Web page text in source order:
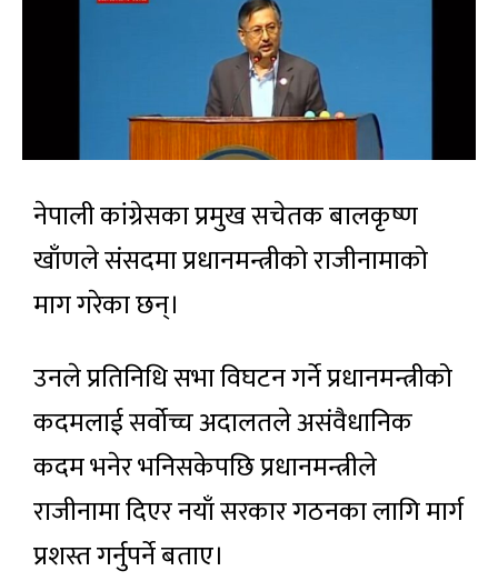
नेपाली कांग्रेसका प्रमुख सचेतक बालकृष्ण
खाँणले संसदमा प्रधानमन्त्रीको राजीनामाको
माग गरेका छन्।
उनले प्रतिनिधि सभा विघटन गर्ने प्रधानमन्त्रीको
कदमलाई सर्वोच्च अदालतले असंवैधानिक
कदम भनेर भनिसकेपछि प्रधानमन्त्रीले
राजीनामा दिएर नयाँ सरकार गठनका लागि मार्ग
प्रशस्त गर्नुपर्ने बताए।